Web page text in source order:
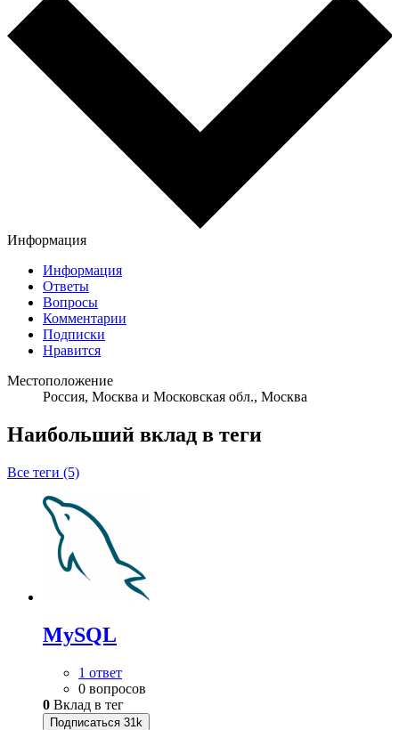
Информация
Информация
Ответы
Вопросы
Комментарии
Подписки
Нравится
Местоположение
Россия, Москва и Московская обл., Москва
Наибольший вклад в теги
Все теги (5)
MySQL
1 ответ
0 вопросов
0 Вклад в тег
Подписаться 31k